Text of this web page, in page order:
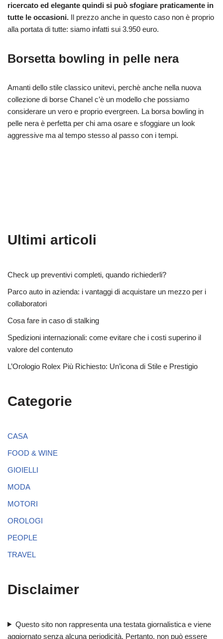
ricercato ed elegante quindi si può sfogiare praticamente in
tutte le occasioni. Il prezzo anche in questo caso non è proprio
alla portata di tutte: siamo infatti sui 3.950 euro.
Borsetta bowling in pelle nera
Amanti dello stile classico unitevi, perchè anche nella nuova
collezione di borse Chanel c’è un modello che possiamo
considerare un vero e proprio evergreen. La borsa bowling in
pelle nera è perfetta per chi ama osare e sfoggiare un look
aggressive ma al tempo stesso al passo con i tempi.
Ultimi articoli
Check up preventivi completi, quando richiederli?
Parco auto in azienda: i vantaggi di acquistare un mezzo per i
collaboratori
Cosa fare in caso di stalking
Spedizioni internazionali: come evitare che i costi superino il
valore del contenuto
L’Orologio Rolex Più Richiesto: Un’icona di Stile e Prestigio
Categorie
CASA
FOOD & WINE
GIOIELLI
MODA
MOTORI
OROLOGI
PEOPLE
TRAVEL
Disclaimer
Questo sito non rappresenta una testata giornalistica e viene
aggiornato senza alcuna periodicità. Pertanto, non può essere